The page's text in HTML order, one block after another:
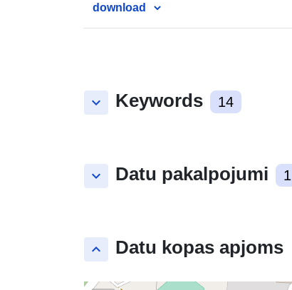
download
keyboard_arrow_down Keywords 14
keyboard_arrow_down Datu pakalpojumi 1
keyboard_arrow_up Datu kopas apjoms